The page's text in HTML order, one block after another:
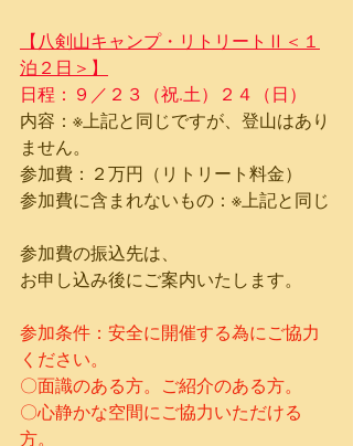
【八剣山キャンプ・リトリートⅡ＜１
泊２日＞】
日程：９／２３（祝.土）２４（日）
内容：※上記と同じですが、登山はあり
ません。
参加費：２万円（リトリート料金）
参加費に含まれないもの：※上記と同じ
参加費の振込先は、
お申し込み後にご案内いたします。
参加条件：安全に開催する為にご協力
ください。
〇面識のある方。​ご紹介のある方。
〇心静かな空間にご協力​いただける
方。